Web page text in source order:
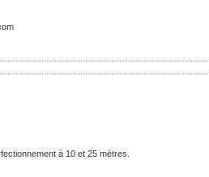
à 10 et 25 mètres.